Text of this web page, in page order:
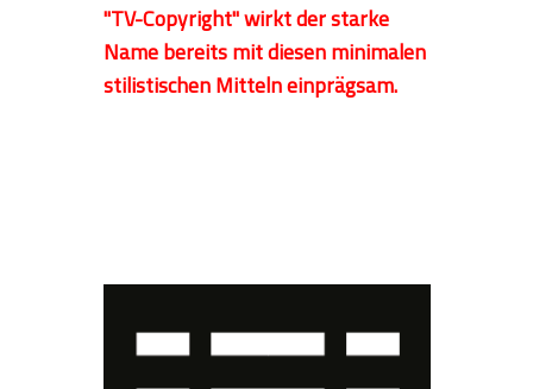
"TV-Copyright" wirkt der starke
Name bereits mit diesen minimalen
stilistischen Mitteln einprägsam.